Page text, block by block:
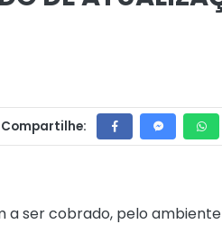
Compartilhe:
ser cobrado, pelo